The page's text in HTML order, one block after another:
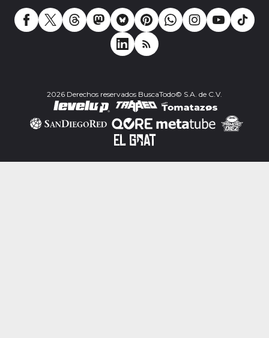
2026 Derechos reservados BuscaTodo© S.A. de C.V.